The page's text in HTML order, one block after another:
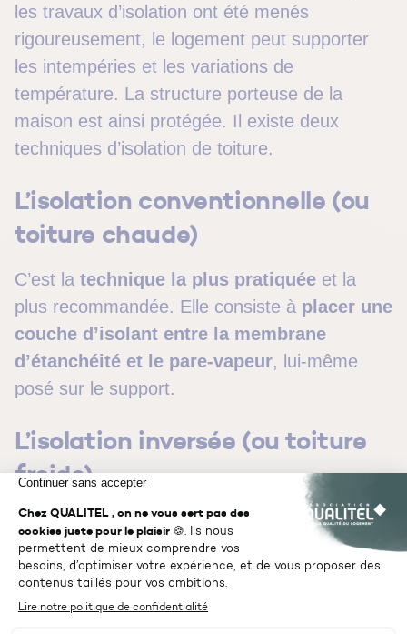
les travaux d’isolation ont été menés
rigoureusement, le logement peut supporter
les intempéries et les variations de
température. La structure porteuse de la
maison est ainsi protégée. Il existe deux
techniques d’isolation de toiture.
L’isolation conventionnelle (ou
toiture chaude)
C’est la technique la plus pratiquée et la
plus recommandée. Elle consiste à placer une
couche d’isolant entre la membrane
d’étanchéité et le pare-vapeur, lui-même
posé sur le support.
L’isolation inversée (ou toiture
froide)
Elle procède à l’inverse de l’isolation de toiture
conventionnelle :l’isolant est placé sur la
membrane d’étanchéité. C’est une technique
qui est pratiquée en rénovation lorsque la